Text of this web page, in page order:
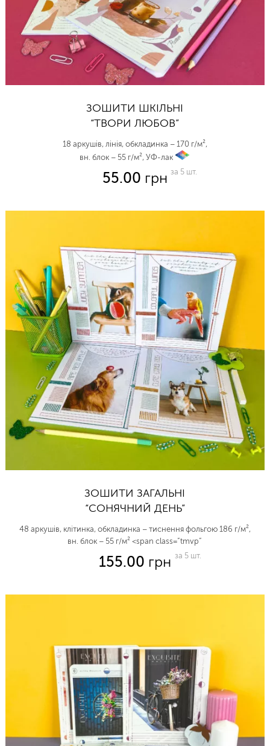
ЗОШИТИ ШКІЛЬНІ
“ТВОРИ ЛЮБОВ”
18 аркушів, лінія, обкладинка – 170 г/м²,
вн. блок – 55 г/м², УФ-лак
55.00 грн за 5 шт.
ЗОШИТИ ЗАГАЛЬНІ
“СОНЯЧНИЙ ДЕНЬ”
48 аркушів, клітинка, обкладинка – тиснення фольгою 186 г/м²,
вн. блок – 55 г/м² <span class=”tmvp”
155.00 грн за 5 шт.